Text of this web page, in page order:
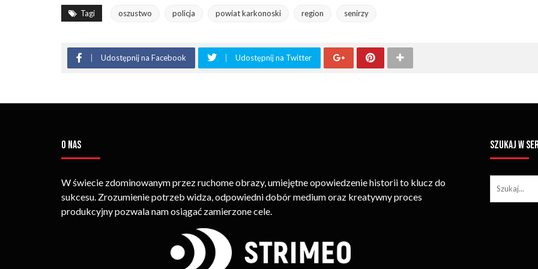
Tagi oszustwo policja powiat karkonoski region senirzy
Udostępnij na Facebook Udostępnij na Twitter
O NAS
W świecie zdominowanym przez ruchome obrazy, umiejętne opowiedzenie historii to klucz do
sukcesu. Zrozumienie potrzeb widza, odpowiedni dobór medium oraz kreatywny proces
produkcyjny pozwala nam osiągać zamierzone cele.
SZUKAJ W